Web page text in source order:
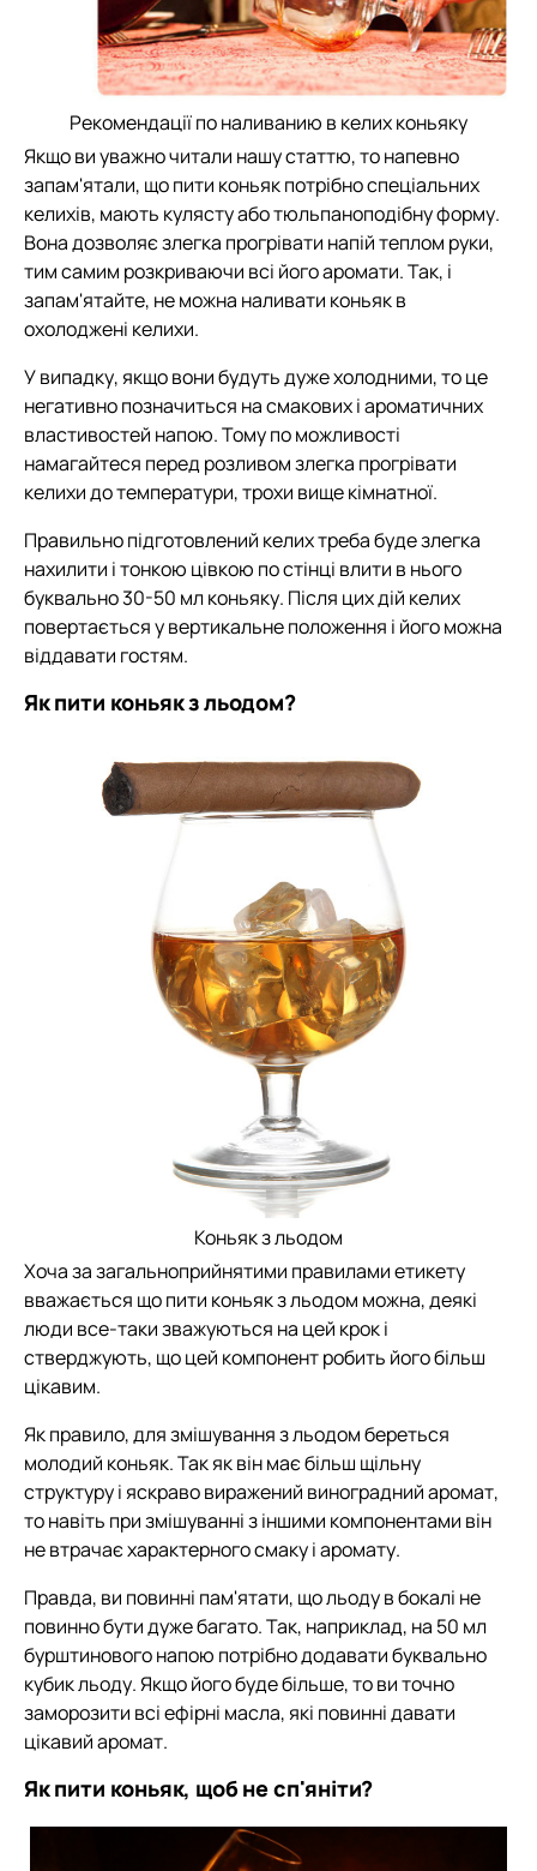
Рекомендації по наливанию в келих коньяку
Якщо ви уважно читали нашу статтю, то напевно
запам'ятали, що пити коньяк потрібно спеціальних
келихів, мають кулясту або тюльпаноподібну форму.
Вона дозволяє злегка прогрівати напій теплом руки,
тим самим розкриваючи всі його аромати. Так, і
запам'ятайте, не можна наливати коньяк в
охолоджені келихи.
У випадку, якщо вони будуть дуже холодними, то це
негативно позначиться на смакових і ароматичних
властивостей напою. Тому по можливості
намагайтеся перед розливом злегка прогрівати
келихи до температури, трохи вище кімнатної.
Правильно підготовлений келих треба буде злегка
нахилити і тонкою цівкою по стінці влити в нього
буквально 30-50 мл коньяку. Після цих дій келих
повертається у вертикальне положення і його можна
віддавати гостям.
Як пити коньяк з льодом?
Коньяк з льодом
Хоча за загальноприйнятими правилами етикету
вважається що пити коньяк з льодом можна, деякі
люди все-таки зважуються на цей крок і
стверджують, що цей компонент робить його більш
цікавим.
Як правило, для змішування з льодом береться
молодий коньяк. Так як він має більш щільну
структуру і яскраво виражений виноградний аромат,
то навіть при змішуванні з іншими компонентами він
не втрачає характерного смаку і аромату.
Правда, ви повинні пам'ятати, що льоду в бокалі не
повинно бути дуже багато. Так, наприклад, на 50 мл
бурштинового напою потрібно додавати буквально
кубик льоду. Якщо його буде більше, то ви точно
заморозити всі ефірні масла, які повинні давати
цікавий аромат.
Як пити коньяк, щоб не сп'яніти?